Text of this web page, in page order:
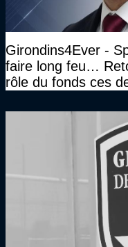
Girondins4Ever -
faire long feu…
rôle du fonds ces